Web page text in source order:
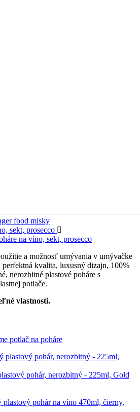
food misky
sekt, prosecco
na víno, sekt, prosecco
a možnosť umývania v umývačke
kvalita, luxusný dizajn, 100%
nerozbitné plastové poháre s
potlače.
vlastnosti.
potlač na poháre
pohár, nerozbitný - 225ml, Gold